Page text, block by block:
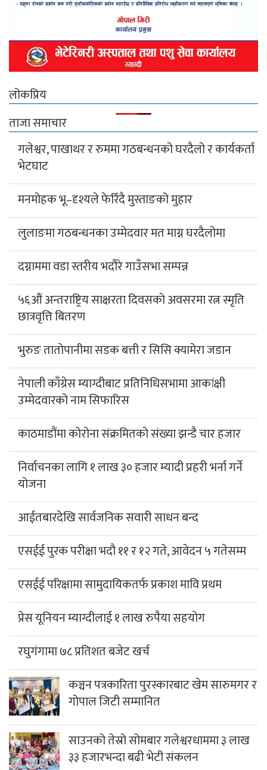
लोकप्रिय
ताजा समाचार
गलेश्वर, पाखाथर र रुममा गठबन्धनको घरदैलो र कार्यकर्ता
भेटघाट
मनमोहक भू–दृश्यले फेरिँदै मुस्ताङको मुहार
लुलाङमा गठबन्धनका उम्मेदवार मत माग्न घरदैलोमा
दग्नाममा वडा स्तरीय भदौरे गाउँसभा सम्पन्न
५६औं अन्तराष्ट्रिय साक्षरता दिवसको अवसरमा रत्न स्मृति
छात्रवृत्ति बितरण
भुरुङ तातोपानीमा सडक बत्ती र सिसि क्यामेरा जडान
नेपाली काँग्रेस म्याग्दीबाट प्रतिनिधिसभामा आकांक्षी
उम्मेदवारको नाम सिफारिस
काठमाडौंमा कोरोना संक्रमितको संख्या झन्डै चार हजार
निर्वाचनका लागि १ लाख ३० हजार म्यादी प्रहरी भर्ना गर्ने
योजना
आईतबारदेखि सार्वजनिक सवारी साधन बन्द
एसईई पुरक परीक्षा भदौ ११ र १२ गते, आवेदन ५ गतेसम्म
एसईई परिक्षामा सामुदायिकतर्फ प्रकाश मावि प्रथम
प्रेस यूनियन म्याग्दीलाई १ लाख रुपैया सहयोग
रघुगंगामा ७८ प्रतिशत बजेट खर्च
कञ्चन पत्रकारिता पुरस्कारबाट खेम सारुमगर र
गोपाल जिटी सम्मानित
साउनको तेस्रो सोमबार गलेश्वरधाममा ३ लाख
३३ हजारभन्दा बढी भेटी संकलन